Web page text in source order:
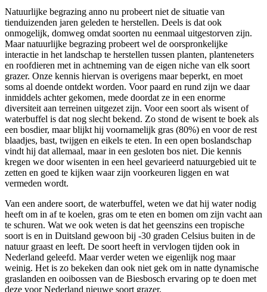
Natuurlijke begrazing anno nu probeert niet de situatie van
tienduizenden jaren geleden te herstellen. Deels is dat ook
onmogelijk, domweg omdat soorten nu eenmaal uitgestorven zijn.
Maar natuurlijke begrazing probeert wel de oorspronkelijke
interactie in het landschap te herstellen tussen planten, planteneters
en roofdieren met in achtneming van de eigen niche van elk soort
grazer. Onze kennis hiervan is overigens maar beperkt, en moet
soms al doende ontdekt worden. Voor paard en rund zijn we daar
inmiddels achter gekomen, mede doordat ze in een enorme
diversiteit aan terreinen uitgezet zijn. Voor een soort als wisent of
waterbuffel is dat nog slecht bekend. Zo stond de wisent te boek als
een bosdier, maar blijkt hij voornamelijk gras (80%) en voor de rest
blaadjes, bast, twijgen en eikels te eten. In een open boslandschap
vindt hij dat allemaal, maar in een gesloten bos niet. Die kennis
kregen we door wisenten in een heel gevarieerd natuurgebied uit te
zetten en goed te kijken waar zijn voorkeuren liggen en wat
vermeden wordt.
Van een andere soort, de waterbuffel, weten we dat hij water nodig
heeft om in af te koelen, gras om te eten en bomen om zijn vacht aan
te schuren. Wat we ook weten is dat het geenszins een tropische
soort is en in Duitsland gewoon bij -30 graden Celsius buiten in de
natuur graast en leeft. De soort heeft in vervlogen tijden ook in
Nederland geleefd. Maar verder weten we eigenlijk nog maar
weinig. Het is zo bekeken dan ook niet gek om in natte dynamische
graslanden en ooibossen van de Biesbosch ervaring op te doen met
deze voor Nederland nieuwe soort grazer.